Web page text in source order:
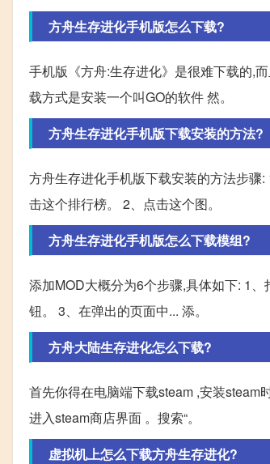
方舟生存进化手机版怎么下载?
手机版《方舟:生存进化》是很难下载的,
载方式是安装一个叫GO的软件 然。
方舟生存进化手机版下载安装的方法?
方舟生存进化手机版下载安装的方法步骤
击这个排行榜。 2、点击这个图。
方舟生存进化手机版怎么下载模组?
添加MOD大概分为6个步骤,具体如下: 1
钮。 3、在弹出的页面中... 添。
方舟大陆生存进化怎么下载?
首先你得在电脑端下载steam ,安装steam
进入steam商店界面 。搜索“。
虚拟机上怎么下载方舟生存进化?